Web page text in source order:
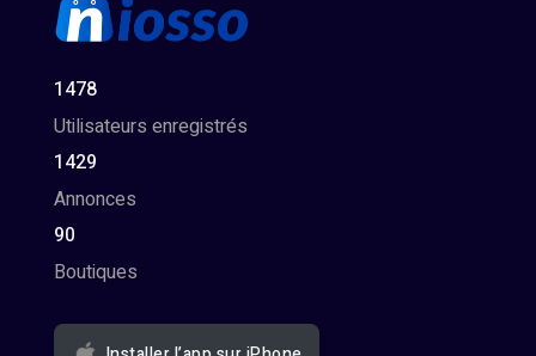
1478
Utilisateurs enregistrés
1429
Annonces
90
Boutiques